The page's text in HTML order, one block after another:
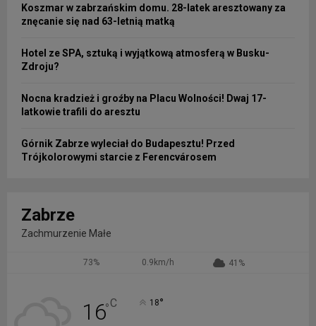
Koszmar w zabrzańskim domu. 28-latek aresztowany za
znęcanie się nad 63-letnią matką
Hotel ze SPA, sztuką i wyjątkową atmosferą w Busku-
Zdroju?
Nocna kradzież i groźby na Placu Wolności! Dwaj 17-
latkowie trafili do aresztu
Górnik Zabrze wyleciał do Budapesztu! Przed
Trójkolorowymi starcie z Ferencvárosem
Zabrze
Zachmurzenie Małe
73% 0.9km/h 41%
16°C 18°